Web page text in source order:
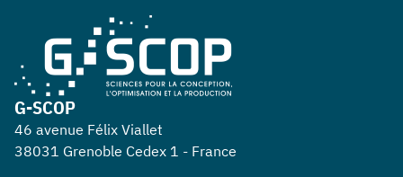
G-SCOP
46 avenue Félix Viallet
38031 Grenoble Cedex 1 - France